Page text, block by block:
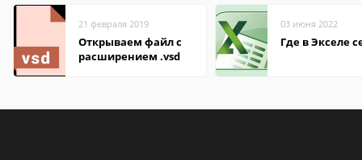
21 февраля 2019
Открываем файл с
расширением .vsd
03 июня 2022
Где в Экселе